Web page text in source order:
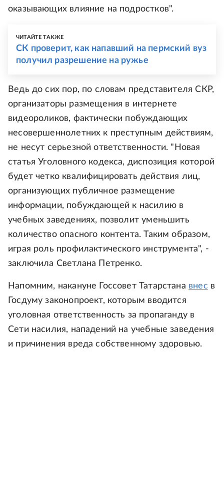
оказывающих влияние на подростков".
ЧИТАЙТЕ ТАКЖЕ
СК проверит, как напавший на пермский вуз
получил разрешение на ружье
Ведь до сих пор, по словам представителя СКР,
организаторы размещения в интернете
видеороликов, фактически побуждающих
несовершеннолетних к преступным действиям,
не несут серьезной ответственности. "Новая
статья Уголовного кодекса, диспозиция которой
будет четко квалифицировать действия лиц,
организующих публичное размещение
информации, побуждающей к насилию в
учебных заведениях, позволит уменьшить
количество опасного контента. Таким образом,
играя роль профилактического инструмента", -
заключила Светлана Петренко.
Напомним, накануне Госсовет Татарстана внес в
Госдуму законопроект, которым вводится
уголовная ответственность за пропаганду в
Сети насилия, нападений на учебные заведения
и причинения вреда собственному здоровью.